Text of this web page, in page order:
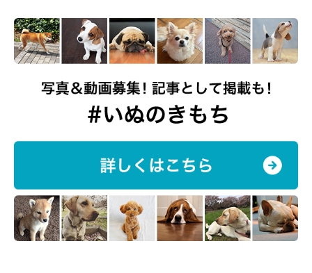
量を見直してみてください。